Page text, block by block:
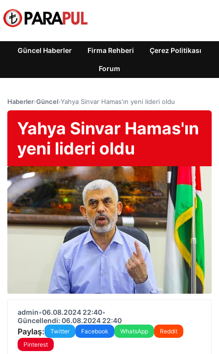
Güncel Haberler Firma Rehberi Çerez Politikası
Forum
Haberler›Güncel›Yahya Sinvar Hamas'ın yeni lideri oldu
Yahya Sinvar Hamas'ın
yeni lideri oldu
admin•06.08.2024 22:40•
Güncellendi: 06.08.2024 22:40
Paylaş: Twitter Facebook WhatsApp
Reddit
Pinterest